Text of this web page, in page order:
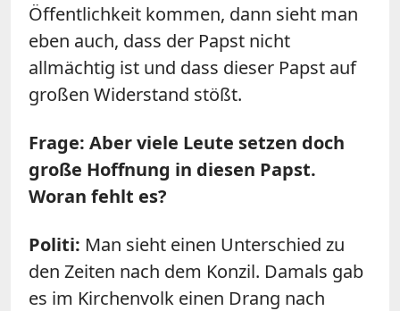
Öffentlichkeit kommen, dann sieht man
eben auch, dass der Papst nicht
allmächtig ist und dass dieser Papst auf
großen Widerstand stößt.
Frage: Aber viele Leute setzen doch
große Hoffnung in diesen Papst.
Woran fehlt es?
Politi: Man sieht einen Unterschied zu
den Zeiten nach dem Konzil. Damals gab
es im Kirchenvolk einen Drang nach